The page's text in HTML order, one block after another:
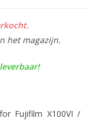
het magazijn.
Fujifilm X100VI /